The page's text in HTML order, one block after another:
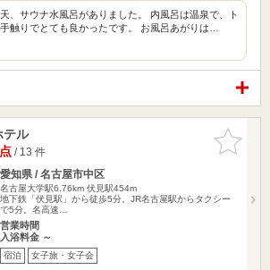
、サウナ水風呂がありました。 内風呂は温泉で、ト
触りでとても良かったです。 お風呂あがりは…
お気に入
りに追加
テル
/ 13 件
愛知県 / 名古屋市中区
名古屋大学駅6.76km 伏見駅454m
地下鉄「伏見駅」から徒歩5分。JR名古屋駅からタクシー
で5分。名高速…
営業時間
入浴料金 ～
宿泊 女子旅・女子会